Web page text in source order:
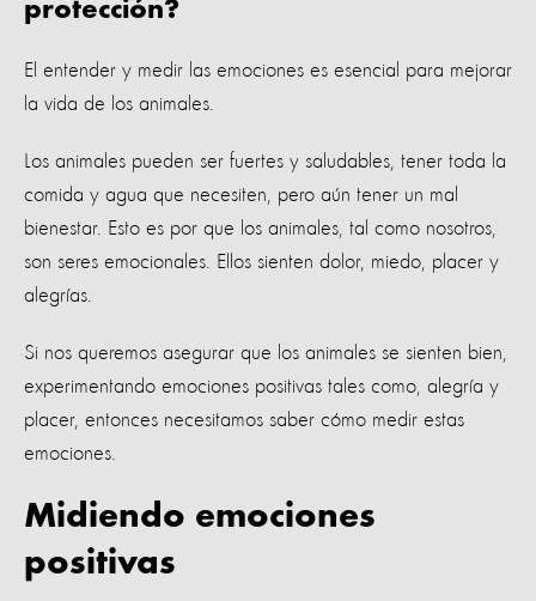
protección?
El entender y medir las emociones es esencial para mejorar
la vida de los animales.
Los animales pueden ser fuertes y saludables, tener toda la
comida y agua que necesiten, pero aún tener un mal
bienestar. Esto es por que los animales, tal como nosotros,
son seres emocionales. Ellos sienten dolor, miedo, placer y
alegrías.
Si nos queremos asegurar que los animales se sienten bien,
experimentando emociones positivas tales como, alegría y
placer, entonces necesitamos saber cómo medir estas
emociones.
Midiendo emociones
positivas